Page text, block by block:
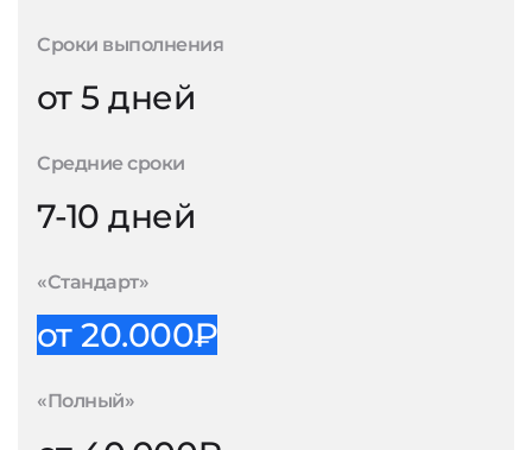
Сроки выполнения
от 5 дней
Средние сроки
7-10 дней
«Стандарт»
от 20.000₽
«Полный»